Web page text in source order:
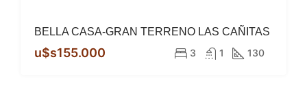
BELLA CASA-GRAN TERRENO LAS CAÑITAS
u$s155.000 3 1 130